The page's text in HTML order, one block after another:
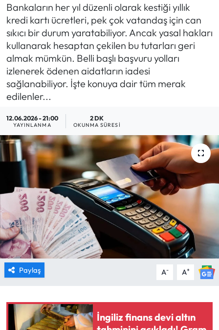
Bankaların her yıl düzenli olarak kestiği yıllık
kredi kartı ücretleri, pek çok vatandaş için can
sıkıcı bir durum yaratabiliyor. Ancak yasal hakları
kullanarak hesaptan çekilen bu tutarları geri
almak mümkün. Belli başlı başvuru yolları
izlenerek ödenen aidatların iadesi
sağlanabiliyor. İşte konuya dair tüm merak
edilenler...
12.06.2026 - 21:00
YAYINLANMA
2 DK
OKUNMA SÜRESI
Paylaş A- A+
İngiliz finans devi altın
GÜNDEM
MAGAZİN
SAĞLIK
SİYASET
SPOR
TARIM
TURİZM
YAŞAM
RESMİ İLANLAR
HABER İLAN
Haber Arşivi